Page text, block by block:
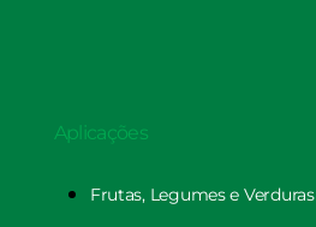
Aplicações
Frutas, Legumes e Verduras